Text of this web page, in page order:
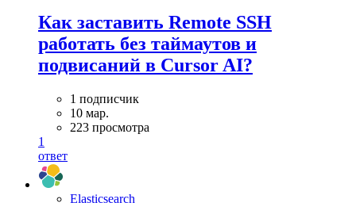
Как заставить Remote SSH
работать без таймаутов и
подвисаний в Cursor AI?
1 подписчик
10 мар.
223 просмотра
1
ответ
Elasticsearch